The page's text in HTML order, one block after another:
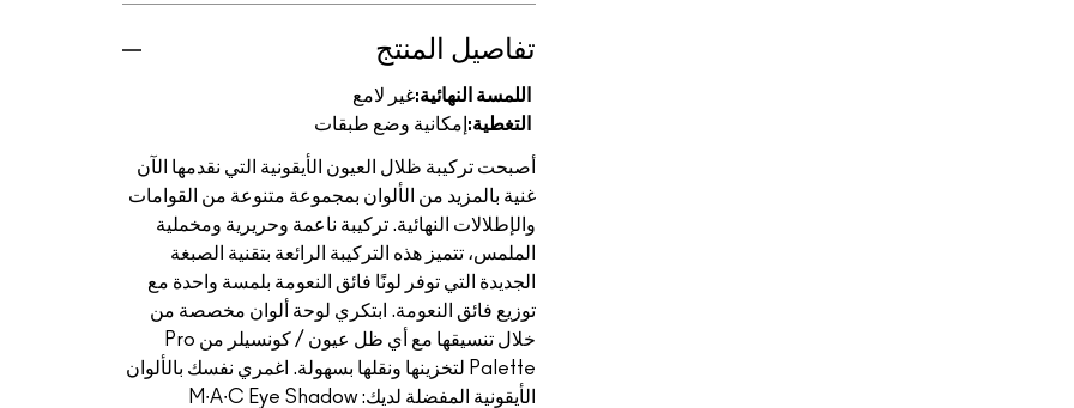
تفاصيل المنتج
اللمسة النهائية:غير لامع
التغطية: إمكانية وضع طبقات
أصبحت تركيبة ظلال العيون الأيقونية التي نقدمها الآن
غنية بالمزيد من الألوان بمجموعة متنوعة من القوامات
والإطلالات النهائية. تركيبة ناعمة وحريرية ومخملية
الملمس، تتميز هذه التركيبة الرائعة بتقنية الصبغة
الجديدة التي توفر لونًا فائق النعومة بلمسة واحدة مع
توزيع فائق النعومة. ابتكري لوحة ألوان مخصصة من
خلال تنسيقها مع أي ظل عيون / كونسيلر من Pro
Palette لتخزينها ونقلها بسهولة. اغمري نفسك بالألوان
الأيقونية المفضلة لديك: M∙A∙C Eye Shadow